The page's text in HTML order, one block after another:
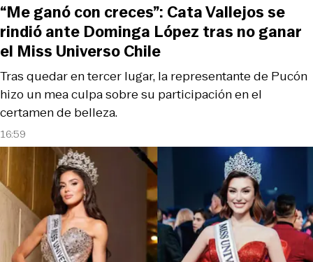
16:59
Tras quedar en tercer lugar, la representante de Pucón
hizo un mea culpa sobre su participación en el
certamen de belleza.
“Me ganó con creces”: Cata Vallejos se
rindió ante Dominga López tras no ganar
el Miss Universo Chile